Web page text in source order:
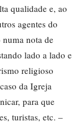
qualidade e, ao
agentes do
nota de
lado a lado e
religioso
da Igreja
para que
turistas, etc. –